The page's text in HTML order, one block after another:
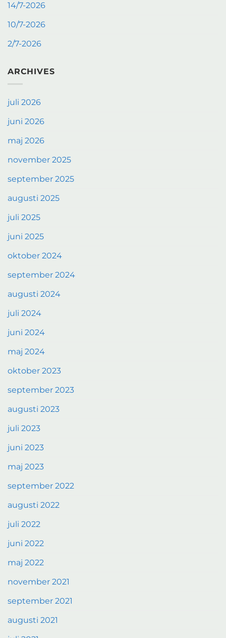
14/7-2026
10/7-2026
2/7-2026
ARCHIVES
juli 2026
juni 2026
maj 2026
november 2025
september 2025
augusti 2025
juli 2025
juni 2025
oktober 2024
september 2024
augusti 2024
juli 2024
juni 2024
maj 2024
oktober 2023
september 2023
augusti 2023
juli 2023
juni 2023
maj 2023
september 2022
augusti 2022
juli 2022
juni 2022
maj 2022
november 2021
september 2021
augusti 2021